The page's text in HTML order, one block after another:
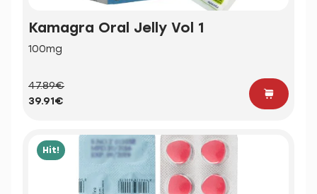
Kamagra Oral Jelly Vol 1
100mg
47.89€
39.91€
Hit!